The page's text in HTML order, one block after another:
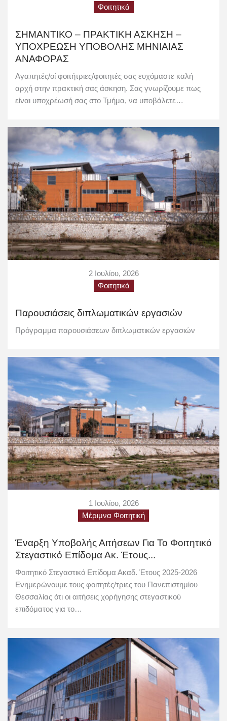
Φοιτητικά
ΣΗΜΑΝΤΙΚΟ – ΠΡΑΚΤΙΚΗ ΑΣΚΗΣΗ –
ΥΠΟΧΡΕΩΣΗ ΥΠΟΒΟΛΗΣ ΜΗΝΙΑΙΑΣ
ΑΝΑΦΟΡΑΣ
Αγαπητές/οί φοιτήτριες/φοιτητές σας ευχόμαστε καλή
αρχή στην πρακτική σας άσκηση. Σας γνωρίζουμε πως
είναι υποχρέωσή σας στο Τμήμα, να υποβάλετε…
2 Ιουλίου, 2026
Φοιτητικά
Παρουσιάσεις διπλωματικών εργασιών
Πρόγραμμα παρουσιάσεων διπλωματικών εργασιών
1 Ιουλίου, 2026
Μέριμνα Φοιτητική
Έναρξη Υποβολής Αιτήσεων Για Το Φοιτητικό
Στεγαστικό Επίδομα Ακ. Έτους...
Φοιτητικό Στεγαστικό Επίδομα Ακαδ. Έτους 2025-2026
Ενημερώνουμε τους φοιτητές/τριες του Πανεπιστημίου
Θεσσαλίας ότι οι αιτήσεις χορήγησης στεγαστικού
επιδόματος για το…